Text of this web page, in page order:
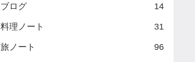
ブログ 14
料理ノート 31
旅ノート 96